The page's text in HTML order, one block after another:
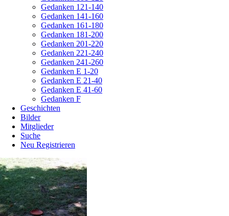
Gedanken 121-140
Gedanken 141-160
Gedanken 161-180
Gedanken 181-200
Gedanken 201-220
Gedanken 221-240
Gedanken 241-260
Gedanken E 1-20
Gedanken E 21-40
Gedanken E 41-60
Gedanken F
Geschichten
Bilder
Mitglieder
Suche
Neu Registrieren